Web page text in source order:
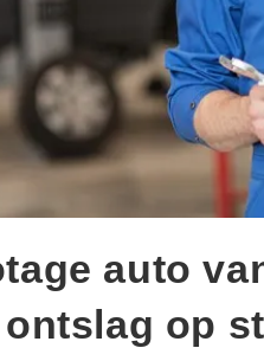
auto
op